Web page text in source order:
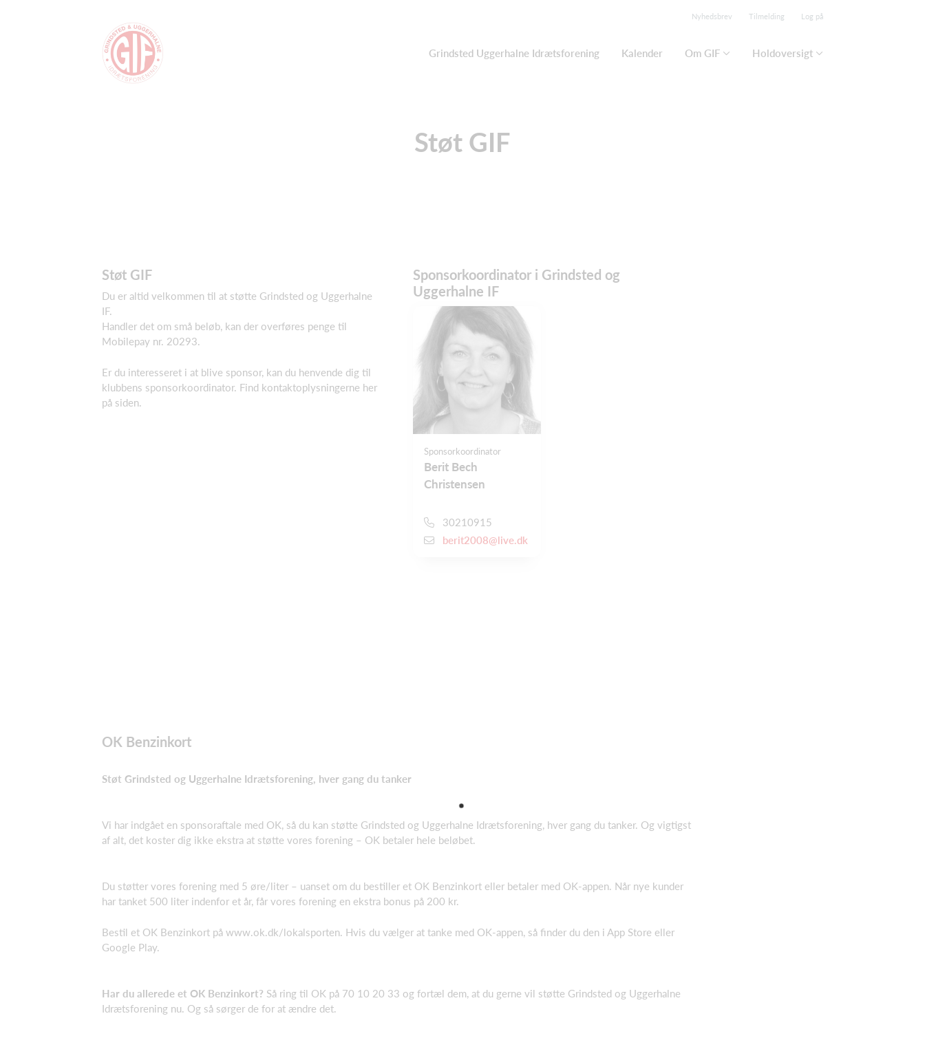
Nyhedsbrev Tilmelding Log på
Grindsted Uggerhalne Idrætsforening Kalender Om GIF Holdoversigt
Støt GIF
Støt GIF
Du er altid velkommen til at støtte Grindsted og Uggerhalne
IF.
Handler det om små beløb, kan der overføres penge til
Mobilepay nr. 20293.
Er du interesseret i at blive sponsor, kan du henvende dig til
klubbens sponsorkoordinator. Find kontaktoplysningerne her
på siden.
Sponsorkoordinator i Grindsted og
Uggerhalne IF
Sponsorkoordinator
Berit Bech
Christensen
30210915
berit2008@live.dk
OK Benzinkort
Støt Grindsted og Uggerhalne Idrætsforening, hver gang du tanker
Vi har indgået en sponsoraftale med OK, så du kan støtte Grindsted og Uggerhalne Idrætsforening, hver gang du tanker. Og vigtigst
af alt, det koster dig ikke ekstra at støtte vores forening – OK betaler hele beløbet.
Du støtter vores forening med 5 øre/liter – uanset om du bestiller et OK Benzinkort eller betaler med OK-appen. Når nye kunder
har tanket 500 liter indenfor et år, får vores forening en ekstra bonus på 200 kr.
Bestil et OK Benzinkort på www.ok.dk/lokalsporten. Hvis du vælger at tanke med OK-appen, så finder du den i App Store eller
Google Play.
Har du allerede et OK Benzinkort? Så ring til OK på 70 10 20 33 og fortæl dem, at du gerne vil støtte Grindsted og Uggerhalne
Idrætsforening nu. Og så sørger de for at ændre det.